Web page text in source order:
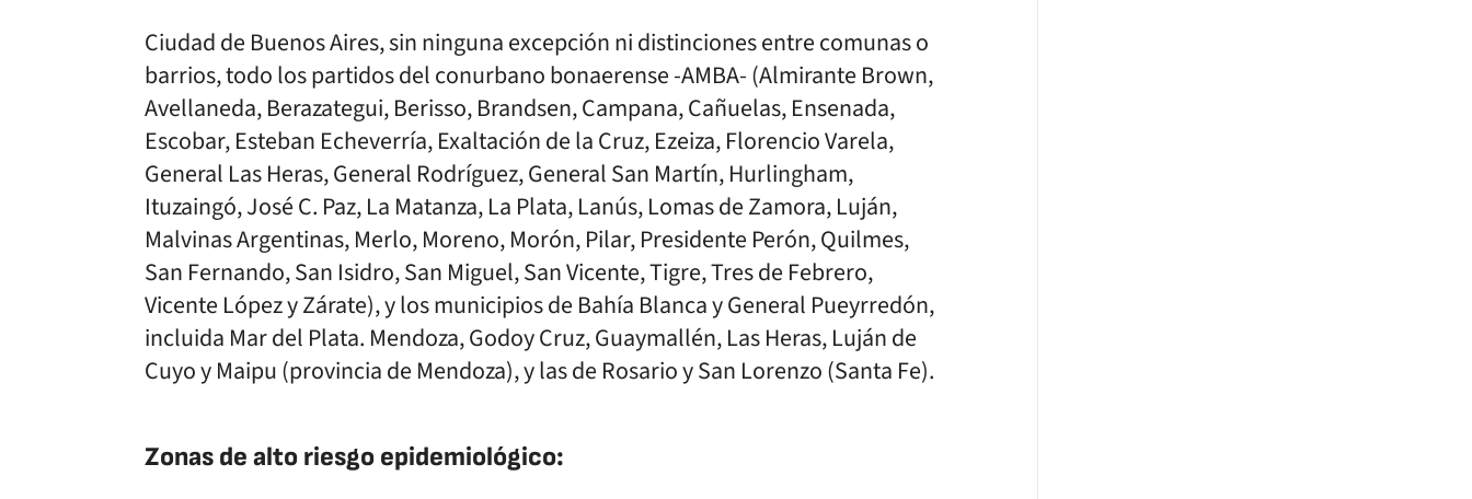
Ciudad de Buenos Aires, sin ninguna excepción ni distinciones entre comunas o
barrios, todo los partidos del conurbano bonaerense -AMBA- (Almirante Brown,
Avellaneda, Berazategui, Berisso, Brandsen, Campana, Cañuelas, Ensenada,
Escobar, Esteban Echeverría, Exaltación de la Cruz, Ezeiza, Florencio Varela,
General Las Heras, General Rodríguez, General San Martín, Hurlingham,
Ituzaingó, José C. Paz, La Matanza, La Plata, Lanús, Lomas de Zamora, Luján,
Malvinas Argentinas, Merlo, Moreno, Morón, Pilar, Presidente Perón, Quilmes,
San Fernando, San Isidro, San Miguel, San Vicente, Tigre, Tres de Febrero,
Vicente López y Zárate), y los municipios de Bahía Blanca y General Pueyrredón,
incluida Mar del Plata. Mendoza, Godoy Cruz, Guaymallén, Las Heras, Luján de
Cuyo y Maipu (provincia de Mendoza), y las de Rosario y San Lorenzo (Santa Fe).
Zonas de alto riesgo epidemiológico: